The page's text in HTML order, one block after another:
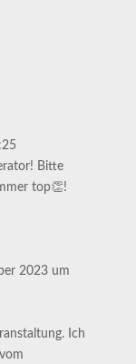
Bitte
top👏!
2023 um
Ich